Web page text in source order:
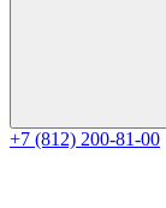
+7 (812) 200-81-00